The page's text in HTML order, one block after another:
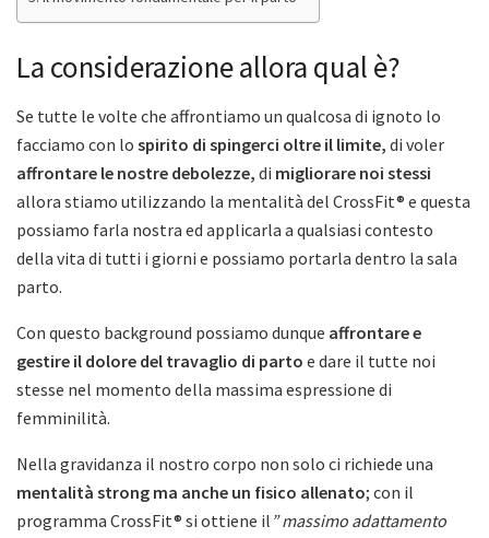
La considerazione allora qual è?
Se tutte le volte che affrontiamo un qualcosa di ignoto lo
facciamo con lo spirito di spingerci oltre il limite, di voler
affrontare le nostre debolezze, di migliorare noi stessi
allora stiamo utilizzando la mentalità del CrossFit® e questa
possiamo farla nostra ed applicarla a qualsiasi contesto
della vita di tutti i giorni e possiamo portarla dentro la sala
parto.
Con questo background possiamo dunque affrontare e
gestire il dolore del travaglio di parto e dare il tutte noi
stesse nel momento della massima espressione di
femminilità.
Nella gravidanza il nostro corpo non solo ci richiede una
mentalità strong ma anche un fisico allenato; con il
programma CrossFit® si ottiene il ” massimo adattamento